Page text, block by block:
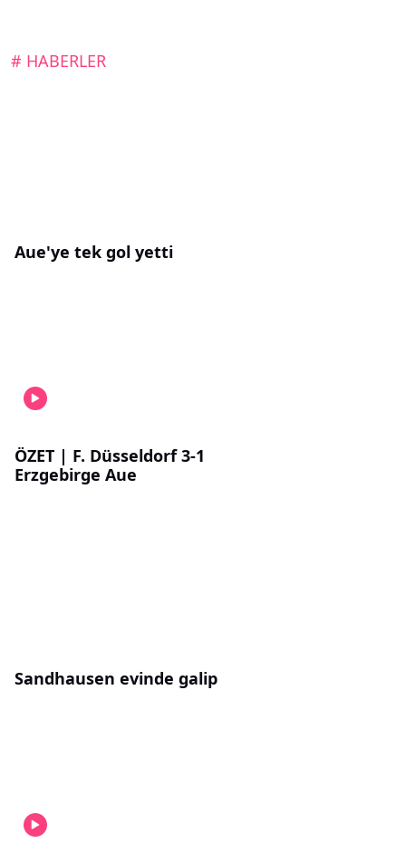
# HABERLER
Aue'ye tek gol yetti
ÖZET | F. Düsseldorf 3-1
Erzgebirge Aue
Sandhausen evinde galip